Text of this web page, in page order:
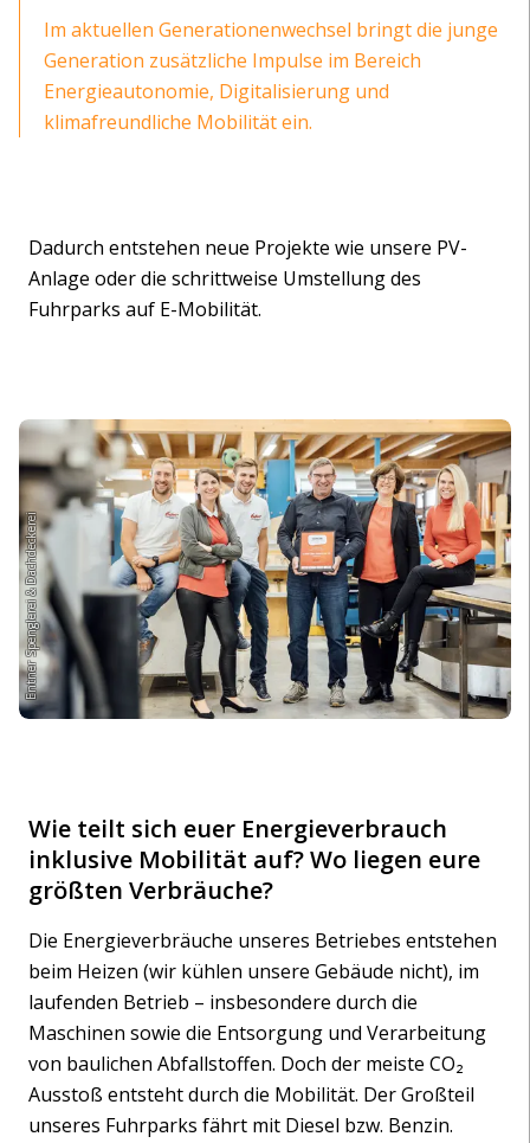
Im aktuellen Generationenwechsel bringt die junge
Generation zusätzliche Impulse im Bereich
Energieautonomie, Digitalisierung und
klimafreundliche Mobilität ein.
Dadurch entstehen neue Projekte wie unsere PV-
Anlage oder die schrittweise Umstellung des
Fuhrparks auf E-Mobilität.
Entner Spenglerei & Dachdeckerei
Wie teilt sich euer Energieverbrauch
inklusive Mobilität auf? Wo liegen eure
größten Verbräuche?
Die Energieverbräuche unseres Betriebes entstehen
beim Heizen (wir kühlen unsere Gebäude nicht), im
laufenden Betrieb – insbesondere durch die
Maschinen sowie die Entsorgung und Verarbeitung
von baulichen Abfallstoffen. Doch der meiste CO₂
Ausstoß entsteht durch die Mobilität. Der Großteil
unseres Fuhrparks fährt mit Diesel bzw. Benzin.